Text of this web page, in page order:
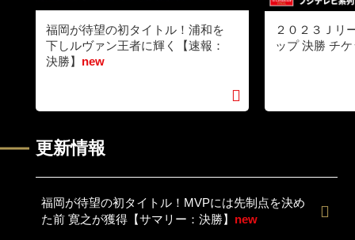
福岡が待望の初タイトル！浦和を
下しルヴァン王者に輝く【速報：
決勝】 new
２０２３Ｊリ
ップ 決勝 チ
更新情報
福岡が待望の初タイトル！MVPには先制点を決め
た前 寛之が獲得【サマリー：決勝】 new